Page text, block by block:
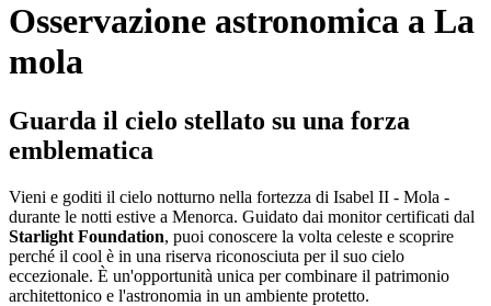
Osservazione astronomica a La
mola
Guarda il cielo stellato su una forza
emblematica
Vieni e goditi il cielo notturno nella fortezza di Isabel II - Mola -
durante le notti estive a Menorca. Guidato dai monitor certificati dal
Starlight Foundation, puoi conoscere la volta celeste e scoprire
perché il cool è in una riserva riconosciuta per il suo cielo
eccezionale. È un'opportunità unica per combinare il patrimonio
architettonico e l'astronomia in un ambiente protetto.